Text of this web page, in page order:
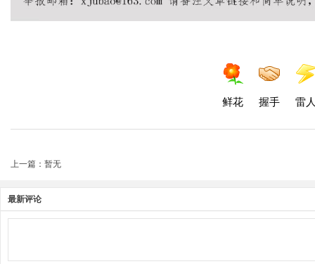
鲜花 握手 雷
上一篇：暂无
最新评论